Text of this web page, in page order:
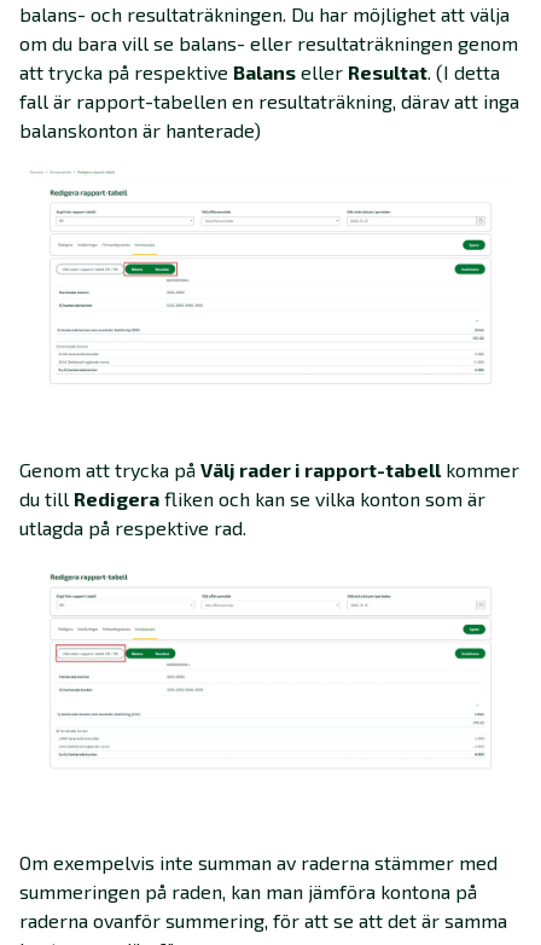
balans- och resultaträkningen. Du har möjlighet att välja
om du bara vill se balans- eller resultaträkningen genom
att trycka på respektive Balans eller Resultat. (I detta
fall är rapport-tabellen en resultaträkning, därav att inga
balanskonton är hanterade)
Genom att trycka på Välj rader i rapport-tabell kommer
du till Redigera fliken och kan se vilka konton som är
utlagda på respektive rad.
Om exempelvis inte summan av raderna stämmer med
summeringen på raden, kan man jämföra kontona på
raderna ovanför summering, för att se att det är samma